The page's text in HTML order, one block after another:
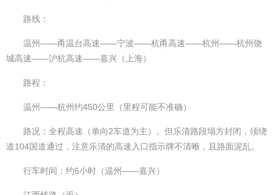
路线：
温州——甬温台高速——宁波——杭甬高速——杭州——杭州饶
城高速——沪杭高速——嘉兴（上海）
路程：
温州——杭州约450公里（里程可能不准确）
路况：全程高速（单向2车道为主）。但乐清路段塌方封闭，须绕
道104国道通过，注意乐清的高速入口指示牌不清晰，且路面泥乱。
行车时间：约6小时（温州——嘉兴）